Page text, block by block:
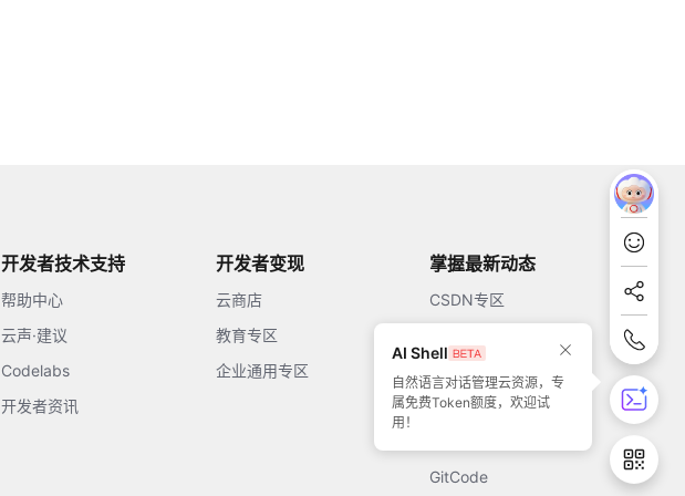
开发者技术支持
帮助中心
云声·建议
Codelabs
开发者资讯
开发者变现
云商店
教育专区
企业通用专区
掌握最新动态
CSDN专区
51CTO
GitCode
AI Shell
自然语言对话管理云资源，专
属免费Token额度，欢迎试
用！